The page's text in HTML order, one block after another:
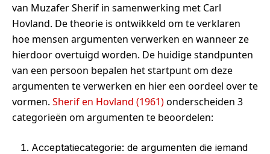
van Muzafer Sherif in samenwerking met Carl
Hovland. De theorie is ontwikkeld om te verklaren
hoe mensen argumenten verwerken en wanneer ze
hierdoor overtuigd worden. De huidige standpunten
van een persoon bepalen het startpunt om deze
argumenten te verwerken en hier een oordeel over te
vormen. Sherif en Hovland (1961)onderscheiden 3
categorieën om argumenten te beoordelen:
Acceptatiecategorie: de argumenten die iemand